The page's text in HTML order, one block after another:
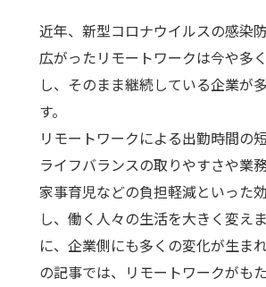
近年、新型コロナウイルスの感染
広がったリモートワークは今や多
し、そのまま継続している企業が
す。
リモートワークによる出勤時間の
ライフバランスの取りやすさや業
家事育児などの負担軽減といった
し、働く人々の生活を大きく変え
に、企業側にも多くの変化が生ま
の記事では、リモートワークがも